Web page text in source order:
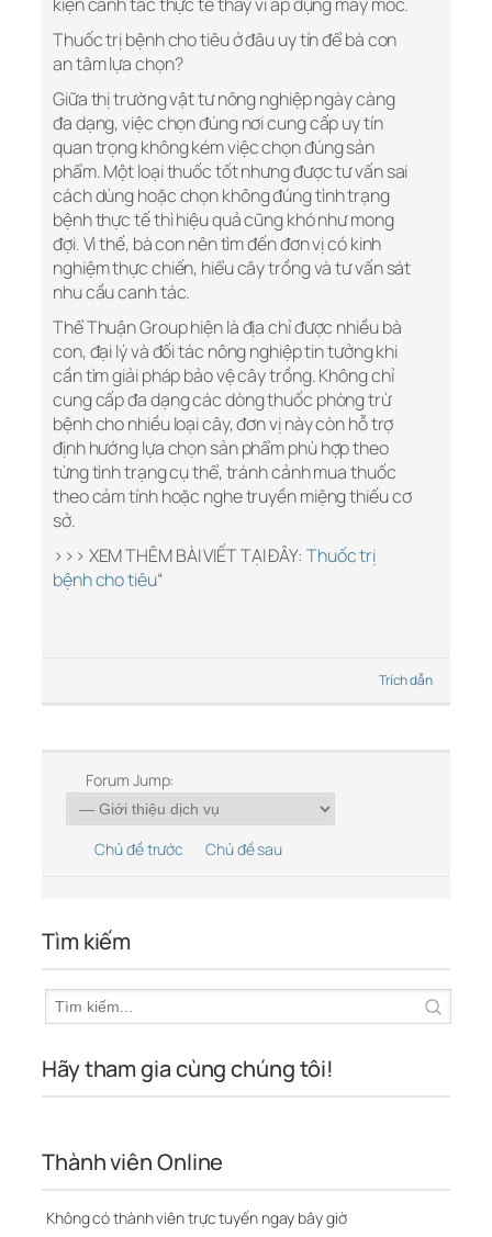
Thuốc trị bệnh cho tiêu ở đâu uy tín để bà con
an tâm lựa chọn?
Giữa thị trường vật tư nông nghiệp ngày càng
đa dạng, việc chọn đúng nơi cung cấp uy tín
quan trọng không kém việc chọn đúng sản
phẩm. Một loại thuốc tốt nhưng được tư vấn sai
cách dùng hoặc chọn không đúng tình trạng
bệnh thực tế thì hiệu quả cũng khó như mong
đợi. Vì thế, bà con nên tìm đến đơn vị có kinh
nghiệm thực chiến, hiểu cây trồng và tư vấn sát
nhu cầu canh tác.
Thể Thuận Group hiện là địa chỉ được nhiều bà
con, đại lý và đối tác nông nghiệp tin tưởng khi
cần tìm giải pháp bảo vệ cây trồng. Không chỉ
cung cấp đa dạng các dòng thuốc phòng trừ
bệnh cho nhiều loại cây, đơn vị này còn hỗ trợ
định hướng lựa chọn sản phẩm phù hợp theo
từng tình trạng cụ thể, tránh cảnh mua thuốc
theo cảm tính hoặc nghe truyền miệng thiếu cơ
sở.
>>> XEM THÊM BÀI VIẾT TẠI ĐÂY: Thuốc trị
bệnh cho tiêu“
Trích dẫn
Forum Jump:
Chủ đề trước Chủ đề sau
Tìm kiếm
Hãy tham gia cùng chúng tôi!
Thành viên Online
Không có thành viên trực tuyến ngay bây giờ